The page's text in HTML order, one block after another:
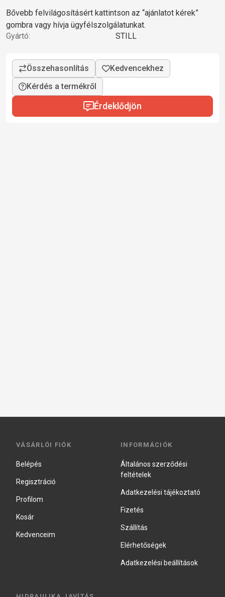
Bővebb felvilágosításért kattintson az “ajánlatot kérek”
gombra vagy hívja ügyfélszolgálatunkat.
Gyártó:
STILL
Kérdés a termékről
Érdeklődjön
VÁSÁRLÓI FIÓK
Belépés
Regisztráció
Profilom
Kosár
Kedvenceim
INFORMÁCIÓK
Általános szerződési
feltételek
Adatkezelési tájékoztató
Fizetés
Szállítás
Elérhetőségek
Adatkezelési beállítások